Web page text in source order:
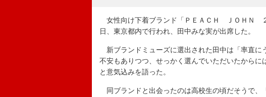
女性向け下着ブランド「ＰＥＡＣＨ ＪＯＨＮ
日、東京都内で行われ、田中みな実が出席した。
新ブランドミューズに選出された田中は「率直に
不安もありつつ、せっかく選んでいただいたからに
と意気込みを語った。
同ブランドと出会ったのは高校生の頃だそうで、